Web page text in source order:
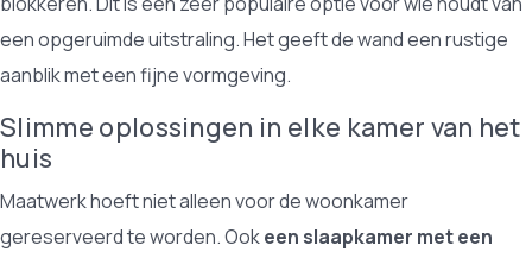
een opgeruimde uitstraling. Het geeft de wand een rustige
aanblik met een fijne vormgeving.
Slimme oplossingen in elke kamer van het
huis
Maatwerk hoeft niet alleen voor de woonkamer
gereserveerd te worden. Ookeen slaapkamer met een